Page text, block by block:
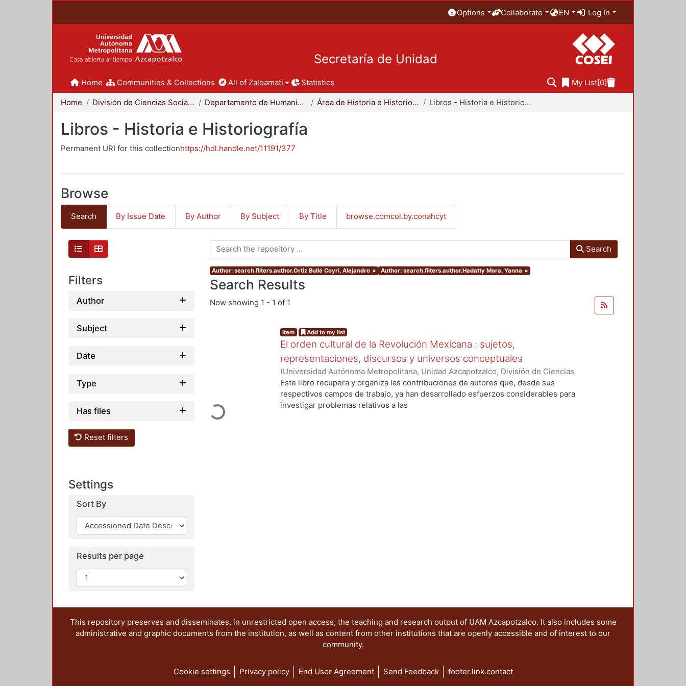
Options Collaborate EN Log In
Secretaría de Unidad
Home Communities & Collections All of Zaloamati Statistics My List[0]
Home División de Ciencias Sociales y Humanidades Departamento de Humanidades Área de Historia e Historiografía Libros - Historia e Historiografía
Libros - Historia e Historiografía
Permanent URI for this collectionhttps://hdl.handle.net/11191/377
Browse
Search By Issue Date By Author By Subject By Title browse.comcol.by.conahcyt
Filters
Author
Subject
Date
Type
Has files
Reset filters
Settings
Sort By
Results per page
Search
Author: search.filters.author.Ortiz Bullé Coyri, Alejandro × Author: search.filters.author.Hadatty Mora, Yanna ×
Search Results
Now showing 1 - 1 of 1
Loading...
Item Add to my list
El orden cultural de la Revolución Mexicana : sujetos,
representaciones, discursos y universos conceptuales
(Universidad Autónoma Metropolitana, Unidad Azcapotzalco, División de Ciencias
Sociales y Humanidades, Departamento de Humanidades, Área de Historia e
Historiografía,2010)Martínez Carrizales, Leonardo, coordinador;Pérez de
Sarmiento, Marisa;Weinberg, Liliana
Este libro recupera y organiza las contribuciones de autores que, desde sus
respectivos campos de trabajo, ya han desarrollado esfuerzos considerables para
investigar problemas relativos a las
This repository preserves and disseminates, in unrestricted open access, the teaching and research output of UAM Azcapotzalco. It also includes some
administrative and graphic documents from the institution, as well as content from other institutions that are openly accessible and of interest to our
community.
Cookie settings Privacy policy End User Agreement Send Feedback footer.link.contact